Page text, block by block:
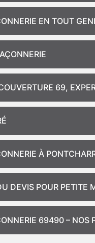
EN TOUT
69,
À
DEVIS POUR PETITE
69490 – NOS